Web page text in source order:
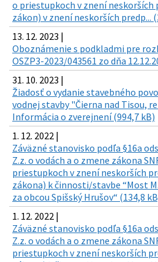
o priestupkoch v znení neskorších
zákon) v znení neskorších predp...
13. 12. 2023 |
Oboznámenie s podkladmi pre
OSZP3-2023/043561 zo dňa
31. 10. 2023 |
Žiadosť o vydanie stavebného
vodnej stavby "Čierna nad Tisou,
Informácia o zverejnení (994,7 kB)
1. 12. 2022 |
Záväzné stanovisko podľa §16a
Z.z. o vodách a o zmene zákona
priestupkoch v znení neskorších
zákona) k činnosti/stavbe “Most
za obcou Spišský Hrušov“ (134,8
1. 12. 2022 |
Záväzné stanovisko podľa §16a
Z.z. o vodách a o zmene zákona
priestupkoch v znení neskorších